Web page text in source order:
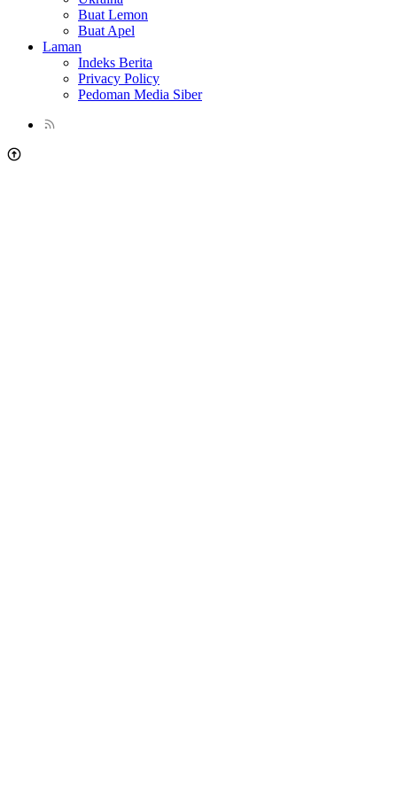
Buat Lemon
Buat Apel
Laman
Indeks Berita
Privacy Policy
Pedoman Media Siber